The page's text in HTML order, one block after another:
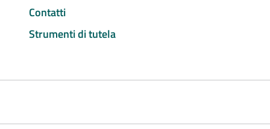
Contatti
Strumenti di tutela